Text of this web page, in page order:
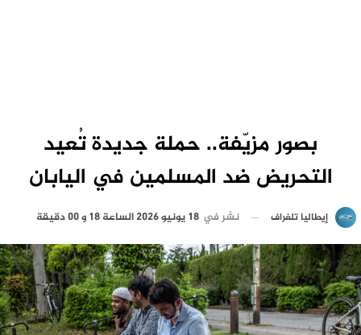
بصور مزيّفة.. حملة جديدة تُعيد
التحريض ضد المسلمين في اليابان
إيطاليا تلغراف نشر في 18 يونيو 2026 الساعة 18 و 00 دقيقة